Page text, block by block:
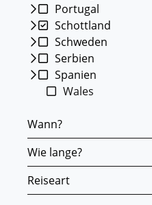
Portugal
Schottland
Schweden
Serbien
Spanien
Wales
Wann?
Wie lange?
Reiseart